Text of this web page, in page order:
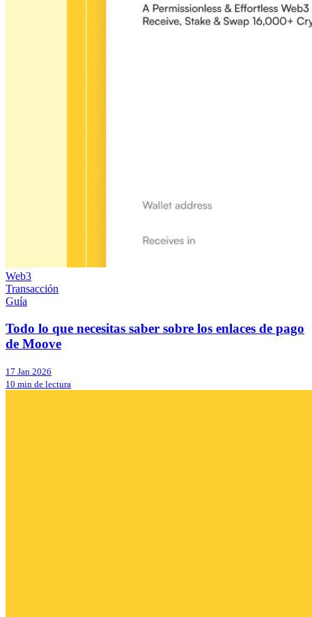
Web3
Transacción
Guía
Todo lo que necesitas saber sobre los enlaces de pago
de Moove
17 Jan 2026
10 min de lectura